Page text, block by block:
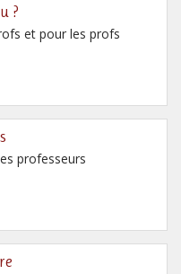
?
et pour les profs
professeurs